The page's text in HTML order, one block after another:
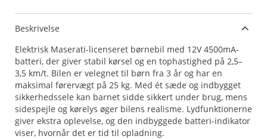
Beskrivelse
Elektrisk Maserati-licenseret børnebil med 12V 4500mA-
batteri, der giver stabil kørsel og en tophastighed på 2,5–
3,5 km/t. Bilen er velegnet til børn fra 3 år og har en
maksimal førervægt på 25 kg. Med ét sæde og indbygget
sikkerhedssele kan barnet sidde sikkert under brug, mens
sidespejle og kørelys øger bilens realisme. Lydfunktionerne
giver ekstra oplevelse, og den indbyggede batteri-indikator
viser, hvornår det er tid til opladning.